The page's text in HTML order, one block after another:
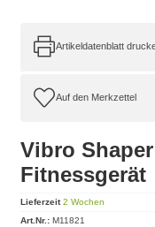
Artikeldatenblatt
Vibro
Fitnessgerät
Lieferzeit 2 Wochen
Art.Nr.: M11821